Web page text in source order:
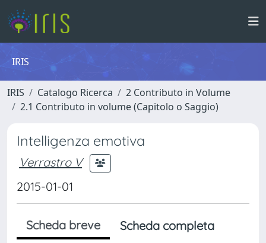
IRIS
IRIS Catalogo Ricerca
2 Contributo in Volume
2.1 Contributo in volume (Capitolo o Saggio)
Intelligenza emotiva
Verrastro V
2015-01-01
Scheda breve
Scheda completa